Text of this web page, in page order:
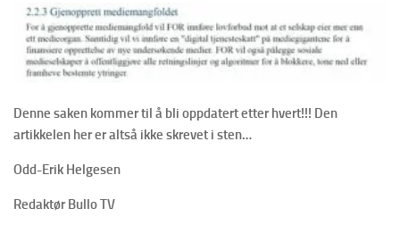
Denne saken kommer til å bli oppdatert etter hvert!!! Den
artikkelen her er altså ikke skrevet i sten…
Odd-Erik Helgesen
Redaktør Bullo TV